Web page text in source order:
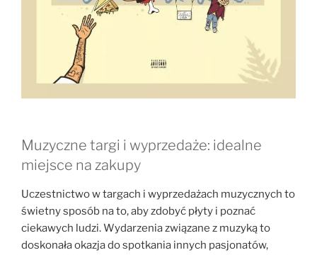
Muzyczne targi i wyprzedaże: idealne
miejsce na zakupy
Uczestnictwo w targach i wyprzedażach muzycznych to
świetny sposób na to, aby zdobyć płyty i poznać
ciekawych ludzi. Wydarzenia związane z muzyką to
doskonała okazja do spotkania innych pasjonatów,